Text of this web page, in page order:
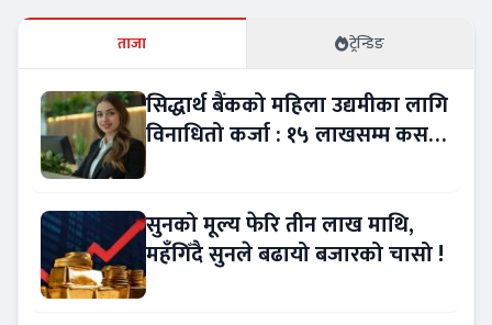
ताजा ट्रेन्डिङ
सिद्धार्थ बैंकको महिला उद्यमीका लागि
विनाधितो कर्जा : १५ लाखसम्म कसरी
सुनको मूल्य फेरि तीन लाख माथि,
महँगिँदै सुनले बढायो बजारको चासो !